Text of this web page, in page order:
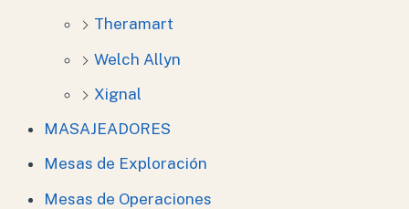
Theramart
Welch Allyn
Xignal
MASAJEADORES
Mesas de Exploración
Mesas de Operaciones